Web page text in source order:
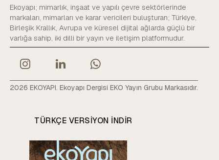
Ekoyapı; mimarlık, inşaat ve yapılı çevre sektörlerinde
markaları, mimarları ve karar vericileri buluşturan; Türkiye,
Birleşik Krallık, Avrupa ve küresel dijital ağlarda güçlü bir
varlığa sahip, iki dilli bir yayın ve iletişim platformudur.
2026 EKOYAPI. Ekoyapı Dergisi EKO Yayın Grubu Markasıdır.
TÜRKÇE VERSIYON INDIR